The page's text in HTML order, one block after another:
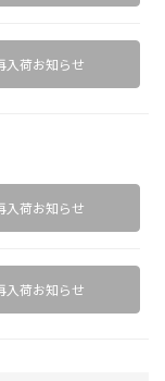
入荷お知らせ
入荷お知らせ
入荷お知らせ